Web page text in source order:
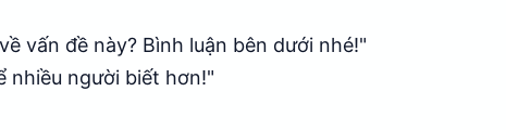
vấn đề này? Bình luận bên dưới nhé!"
nhiều người biết hơn!"